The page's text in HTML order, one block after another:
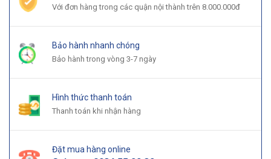
Với đơn hàng trong các quận nội thành trên 8.000.000đ
Bảo hành nhanh chóng
Bảo hành trong vòng 3-7 ngày
Hình thức thanh toán
Thanh toán khi nhận hàng
Đặt mua hàng online